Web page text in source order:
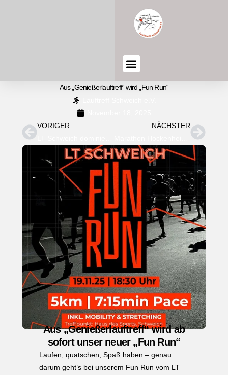
Aus „Genießerlauftreff“ wird „Fun Run“
VORIGER
NÄCHSTER
Aus „Genießerlauftreff“ wird ab
sofort unser neuer „Fun Run“
Laufen, quatschen, Spaß haben – genau
darum geht’s bei unserem Fun Run vom LT